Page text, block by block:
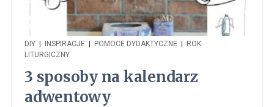
DIY | INSPIRACJE | POMOCE DYDAKTYCZNE | ROK
LITURGICZNY
3 sposoby na kalendarz
adwentowy